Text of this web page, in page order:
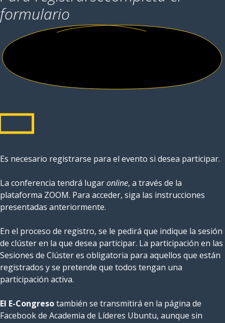
formulario
Es necesario registrarse para el evento si desea participar.
La conferencia tendrá lugaronline, a través de la
plataforma ZOOM. Para acceder, siga las instrucciones
presentadas anteriormente.
En el proceso de registro, se le pedirá que indique la sesión
de clúster en la que desea participar. La participación en las
Sesiones de Clúster es obligatoria para aquellos que están
registrados y se pretende que todos tengan una
participación activa.
El E-Congresotambién se transmitirá en la página de
Facebook de Academia de Líderes Ubuntu, aunque sin